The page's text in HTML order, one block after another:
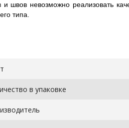
и швов невозможно реализовать
типа.
в упаковке